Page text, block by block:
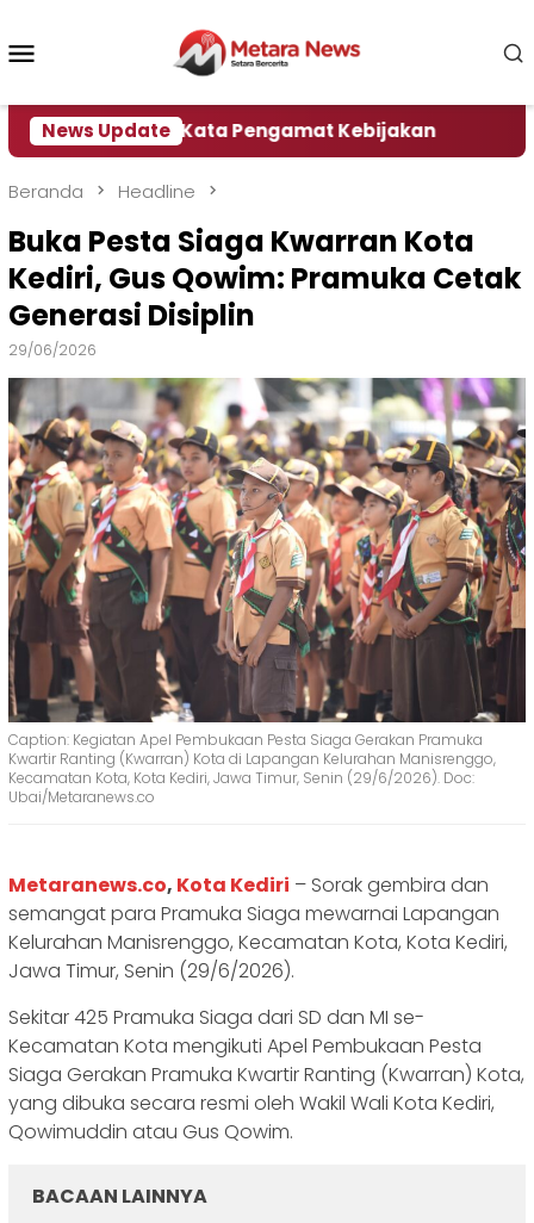
konten
News Update
Ini Kata Pengamat Kebijakan Dampak
Beranda Headline
Buka Pesta Siaga Kwarran Kota
Kediri, Gus Qowim: Pramuka Cetak
Generasi Disiplin
29/06/2026
Caption: Kegiatan Apel Pembukaan Pesta Siaga Gerakan Pramuka
Kwartir Ranting (Kwarran) Kota di Lapangan Kelurahan Manisrenggo,
Kecamatan Kota, Kota Kediri, Jawa Timur, Senin (29/6/2026). Doc:
Ubai/Metaranews.co
‎Metaranews.co, Kota Kediri – Sorak gembira dan
semangat para Pramuka Siaga mewarnai Lapangan
Kelurahan Manisrenggo, Kecamatan Kota, Kota Kediri,
Jawa Timur, Senin (29/6/2026).
‎‎Sekitar 425 Pramuka Siaga dari SD dan MI se-
Kecamatan Kota mengikuti Apel Pembukaan Pesta
Siaga Gerakan Pramuka Kwartir Ranting (Kwarran) Kota,
yang dibuka secara resmi oleh Wakil Wali Kota Kediri,
Qowimuddin atau Gus Qowim.
BACAAN LAINNYA